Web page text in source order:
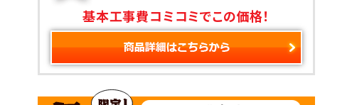
基本工事費コミコミでこの価格！